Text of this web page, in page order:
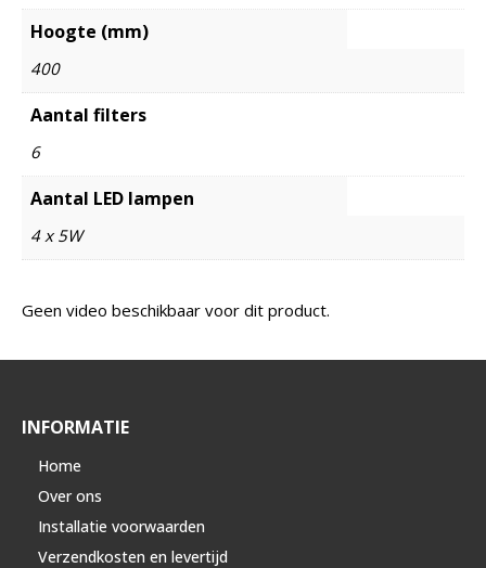
Hoogte (mm)
400
Aantal filters
6
Aantal LED lampen
4 x 5W
Geen video beschikbaar voor dit product.
INFORMATIE
Home
Over ons
Installatie voorwaarden
Verzendkosten en levertijd